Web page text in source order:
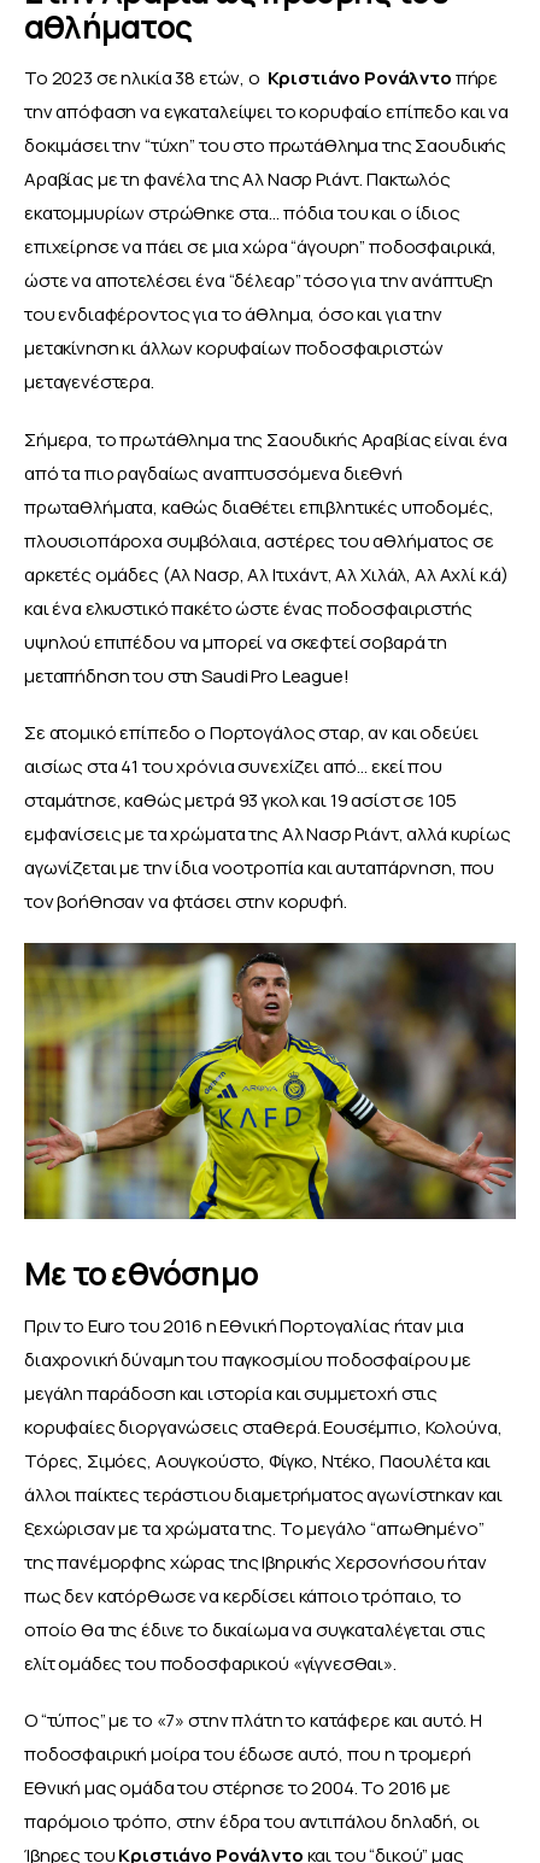
αθλήματος
Το 2023 σε ηλικία 38 ετών, ο Κριστιάνο Ρονάλντο πήρε
την απόφαση να εγκαταλείψει το κορυφαίο επίπεδο και να
δοκιμάσει την “τύχη” του στο πρωτάθλημα της Σαουδικής
Αραβίας με τη φανέλα της Αλ Νασρ Ριάντ. Πακτωλός
εκατομμυρίων στρώθηκε στα… πόδια του και ο ίδιος
επιχείρησε να πάει σε μια χώρα “άγουρη” ποδοσφαιρικά,
ώστε να αποτελέσει ένα “δέλεαρ” τόσο για την ανάπτυξη
του ενδιαφέροντος για το άθλημα, όσο και για την
μετακίνηση κι άλλων κορυφαίων ποδοσφαιριστών
μεταγενέστερα.
Σήμερα, το πρωτάθλημα της Σαουδικής Αραβίας είναι ένα
από τα πιο ραγδαίως αναπτυσσόμενα διεθνή
πρωταθλήματα, καθώς διαθέτει επιβλητικές υποδομές,
πλουσιοπάροχα συμβόλαια, αστέρες του αθλήματος σε
αρκετές ομάδες (Αλ Νασρ, Αλ Ιτιχάντ, Αλ Χιλάλ, Αλ Αχλί κ.ά)
και ένα ελκυστικό πακέτο ώστε ένας ποδοσφαιριστής
υψηλού επιπέδου να μπορεί να σκεφτεί σοβαρά τη
μεταπήδηση του στη Saudi Pro League!
Σε ατομικό επίπεδο ο Πορτογάλος σταρ, αν και οδεύει
αισίως στα 41 του χρόνια συνεχίζει από… εκεί που
σταμάτησε, καθώς μετρά 93 γκολ και 19 ασίστ σε 105
εμφανίσεις με τα χρώματα της Αλ Νασρ Ριάντ, αλλά κυρίως
αγωνίζεται με την ίδια νοοτροπία και αυταπάρνηση, που
τον βοήθησαν να φτάσει στην κορυφή.
Με το εθνόσημο
Πριν το Euro του 2016 η Εθνική Πορτογαλίας ήταν μια
διαχρονική δύναμη του παγκοσμίου ποδοσφαίρου με
μεγάλη παράδοση και ιστορία και συμμετοχή στις
κορυφαίες διοργανώσεις σταθερά. Εουσέμπιο, Κολούνα,
Τόρες, Σιμόες, Αουγκούστο, Φίγκο, Ντέκο, Παουλέτα και
άλλοι παίκτες τεράστιου διαμετρήματος αγωνίστηκαν και
ξεχώρισαν με τα χρώματα της. Το μεγάλο “απωθημένο”
της πανέμορφης χώρας της Ιβηρικής Χερσονήσου ήταν
πως δεν κατόρθωσε να κερδίσει κάποιο τρόπαιο, το
οποίο θα της έδινε το δικαίωμα να συγκαταλέγεται στις
ελίτ ομάδες του ποδοσφαρικού «γίγνεσθαι».
Ο “τύπος” με το «7» στην πλάτη το κατάφερε και αυτό. Η
ποδοσφαιρική μοίρα του έδωσε αυτό, που η τρομερή
Εθνική μας ομάδα του στέρησε το 2004. Το 2016 με
παρόμοιο τρόπο, στην έδρα του αντιπάλου δηλαδή, οι
Ίβηρες του Κριστιάνο Ρονάλντο και του “δικού” μας